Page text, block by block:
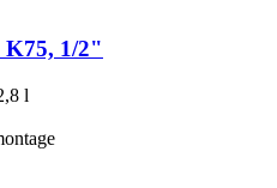
K75, 1/2"
l